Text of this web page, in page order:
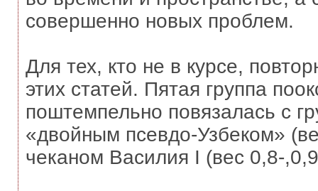
совершенно новых проблем.
Для тех, кто не в курсе,
этих статей. Пятая группа
поштемпельно повязалась с
«двойным псевдо-Узбеком»
чеканом Василия I (вес 0,8-